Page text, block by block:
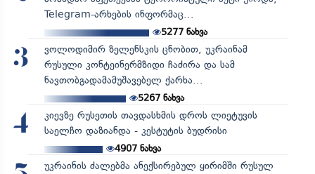
Telegram-არხების ინფორმაც...
5277ნახვა
3
ვოლოდიმირ ზელენსკის ცნობით, უკრაინამ
რუსული კონტეინერმზიდი ჩაძირა და სამ
ნავთობგადამამუშავებელ ქარხა...
5267ნახვა
4
კიევზე რუსეთის თავდასხმის დროს ლიეტუვის
საელჩო დაზიანდა - კესტუტის ბუდრისი
4907ნახვა
უკრაინის ძალებმა ანექსირებულ ყირიმში რუსულ